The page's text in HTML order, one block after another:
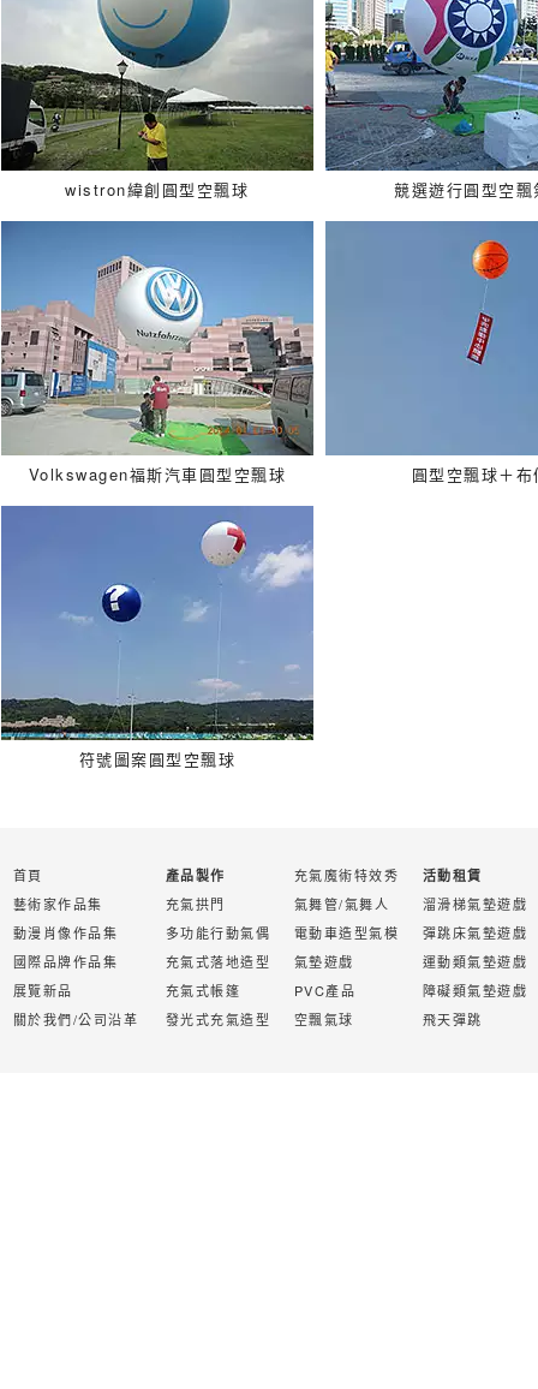
wistron緯創圓型空飄球 競選遊行圓型空
Volkswagen福斯汽車圓型空飄球 圓型空飄球＋布
符號圖案圓型空飄球
首頁
藝術家作品集
動漫肖像作品集
國際品牌作品集
展覽新品
關於我們/公司沿革
產品製作
充氣拱門
多功能行動氣偶
充氣式落地造型
充氣式帳篷
發光式充氣造型
充氣魔術特效秀
氣舞管/氣舞人
電動車造型氣模
氣墊遊戲
PVC產品
空飄氣球
活動租賃
溜滑梯氣墊遊戲
彈跳床氣墊遊戲
運動類氣墊遊戲
障礙類氣墊遊戲
飛天彈跳